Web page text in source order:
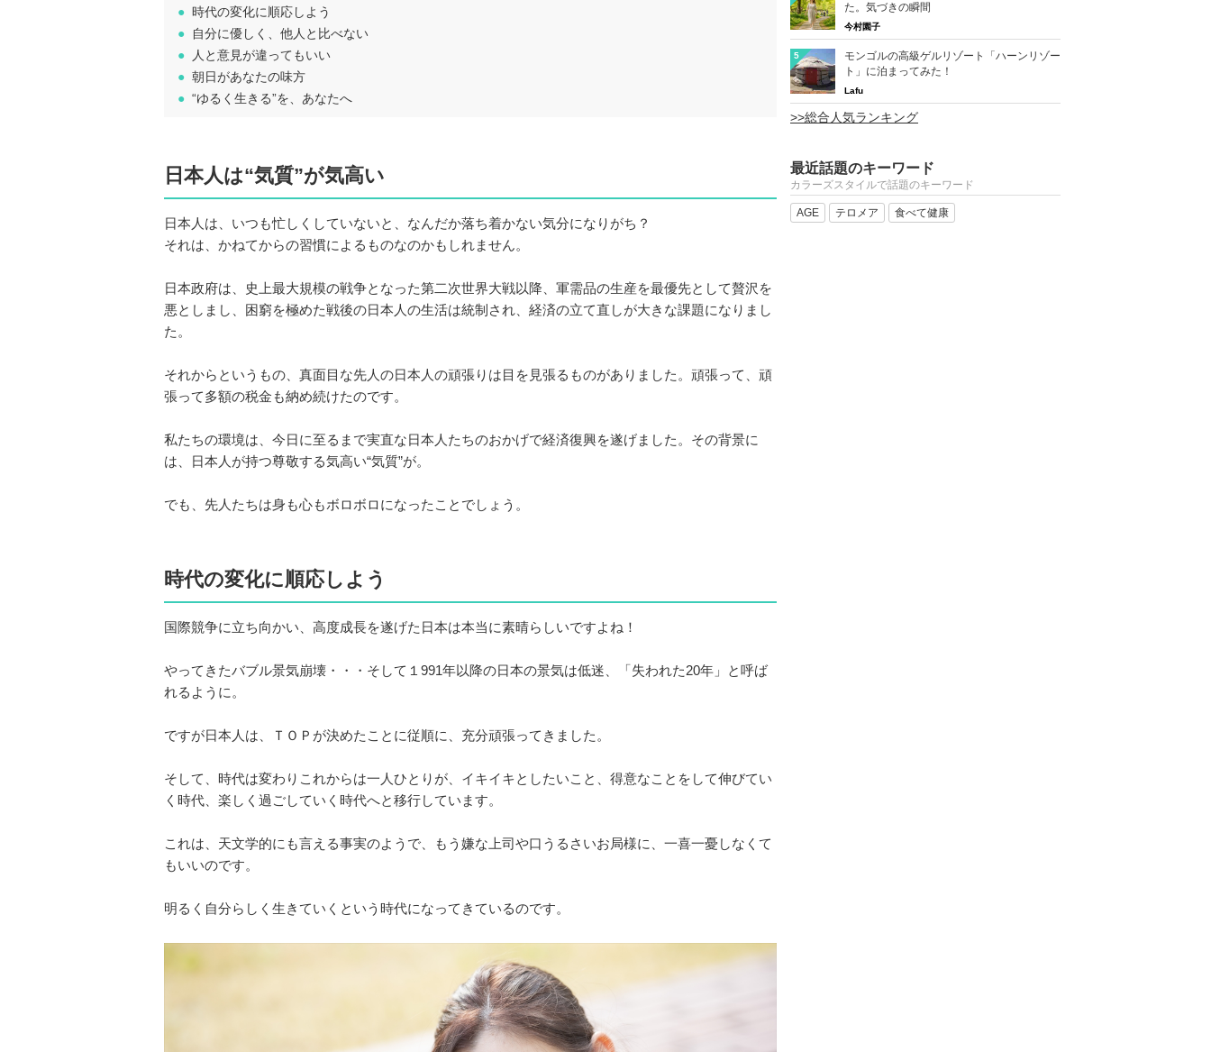
● 時代の変化に順応しよう
●
自分に優しく、他人と比べない
●
人と意見が違ってもいい
● 朝日があなたの味方
● “ゆるく生きる”を、あなたへ
日本人は“気質”が気高い
日本人は、いつも忙しくしていないと、なんだか落ち着かない気分になりがち？
それは、かねてからの習慣によるものなのかもしれません。
日本政府は、史上最大規模の戦争となった第二次世界大戦以降、軍需品の生産を最優先として贅沢を
悪としまし、困窮を極めた戦後の日本人の生活は統制され、経済の立て直しが大きな課題になりまし
た。
それからというもの、真面目な先人の日本人の頑張りは目を見張るものがありました。頑張って、頑
張って多額の税金も納め続けたのです。
私たちの環境は、今日に至るまで実直な日本人たちのおかげで経済復興を遂げました。その背景に
は、日本人が持つ尊敬する気高い“気質”が。
でも、先人たちは身も心もボロボロになったことでしょう。
時代の変化に順応しよう
国際競争に立ち向かい、高度成長を遂げた日本は本当に素晴らしいですよね！
やってきたバブル景気崩壊・・・そして１991年以降の日本の景気は低迷、「失われた20年」と呼ば
れるように。
ですが日本人は、ＴＯＰが決めたことに従順に、充分頑張ってきました。
そして、時代は変わりこれからは一人ひとりが、イキイキとしたいこと、得意なことをして伸びてい
く時代、楽しく過ごしていく時代へと移行しています。
これは、天文学的にも言える事実のようで、もう嫌な上司や口うるさいお局様に、一喜一憂しなくて
もいいのです。
明るく自分らしく生きていくという時代になってきているのです。
た。気づきの瞬間
今村園子
5
モンゴルの高級ゲルリゾート「ハーンリゾー
ト」に泊まってみた！
Lafu
>>総合人気ランキング
最近話題のキーワード
カラーズスタイルで話題のキーワード
AGE テロメア 食べて健康